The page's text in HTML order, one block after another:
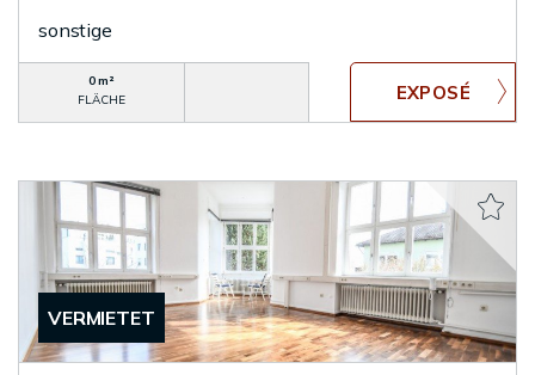
sonstige
0 m²
FLÄCHE
VERMIETET